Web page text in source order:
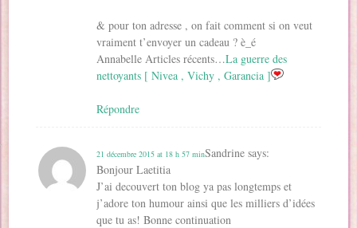
& pour ton adresse , on fait comment si on veut
vraiment t’envoyer un cadeau ? è_é
Annabelle Articles récents…La guerre des
nettoyants [ Nivea , Vichy , Garancia ]
Répondre
Sandrine says:
21 décembre 2015 at 18 h 57 min
Bonjour Laetitia
J’ai decouvert ton blog ya pas longtemps et
j’adore ton humour ainsi que les milliers d’idées
que tu as! Bonne continuation